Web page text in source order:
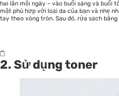
hai lần mỗi ngày – vào buổi sáng và buổi
mặt phù hợp với loại da của bạn và nhẹ
tay theo vòng tròn. Sau đó, rửa sạch
2. Sử dụng toner